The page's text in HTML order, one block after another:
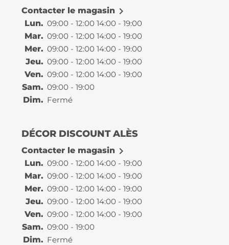
Contacter le magasin 
Lun. 09:00 - 12:00 14:00 - 19:00
Mar. 09:00 - 12:00 14:00 - 19:00
Mer. 09:00 - 12:00 14:00 - 19:00
Jeu. 09:00 - 12:00 14:00 - 19:00
Ven. 09:00 - 12:00 14:00 - 19:00
Sam. 09:00 - 19:00
Dim. Fermé
DÉCOR DISCOUNT ALÈS
Contacter le magasin 
Lun. 09:00 - 12:00 14:00 - 19:00
Mar. 09:00 - 12:00 14:00 - 19:00
Mer. 09:00 - 12:00 14:00 - 19:00
Jeu. 09:00 - 12:00 14:00 - 19:00
Ven. 09:00 - 12:00 14:00 - 19:00
Sam. 09:00 - 19:00
Dim. Fermé